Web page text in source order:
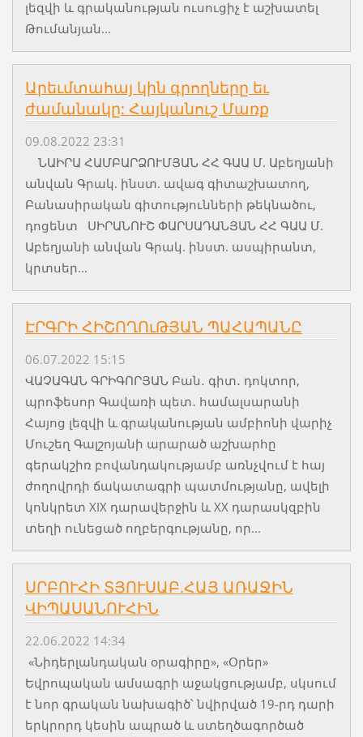
լեզվի և գրականության ուսուցիչ է աշխատել
Թումանյան...
Արեւմտահայ կին գրողները եւ
ժամանակը: Հայկանուշ Մառք
09.08.2022 23:31
ՆԱԻՐԱ ՀԱՄԲԱՐՁՈՒՄՅԱՆ ՀՀ ԳԱԱ Մ. Աբեղյանի
անվան Գրակ. ինստ. ավագ գիտաշխատող,
Բանասիրական գիտությունների թեկնածու,
դոցենտ ՍԻՐԱՆՈՒՇ ՓԱՐՍԱԴԱՆՅԱՆ ՀՀ ԳԱԱ Մ.
Աբեղյանի անվան Գրակ. ինստ. ասպիրանտ,
կրտսեր...
ԷՐԳՐԻ ՀԻՇՈՂՈւԹՅԱՆ ՊԱՀԱՊԱՆԸ
06.07.2022 15:15
ՎԱՉԱԳԱՆ ԳՐԻԳՈՐՅԱՆ Բան․ գիտ․ դոկտոր,
պրոֆեսոր Գավառի պետ․ համալսարանի
Հայոց լեզվի և գրականության ամբիոնի վարիչ
Մուշեղ Գալշոյանի արարած աշխարհը
գերակշիռ բովանդակությամբ առնչվում է հայ
ժողովրդի ճակատագրի պատմությանը, ավելի
կոնկրետ XIX դարավերջին և XX դարասկզբին
տեղի ունեցած ողբերգությանը, որ...
ՍՐԲՈՒՀԻ ՏՅՈՒՍԱԲ.ՀԱՅ ԱՌԱՋԻՆ
ՎԻՊԱՍԱՆՈՒՀԻՆ
22.06.2022 14:34
«Նիդերլանդական օրագիրը», «Օրեր»
Եվրոպական ամսագրի աջակցությամբ, սկսում
է նոր գրական նախագիծ՝ նվիրված 19-րդ դարի
երկրորդ կեսին ապրած և ստեղծագործած